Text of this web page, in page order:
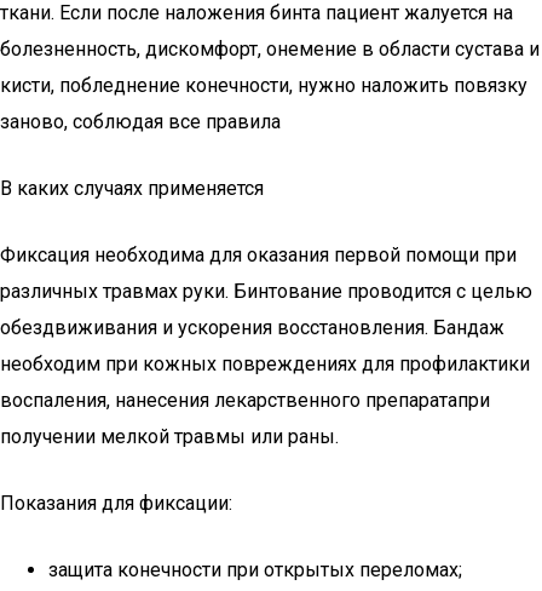
ткани. Если после наложения бинта пациент жалуется на
болезненность, дискомфорт, онемение в области сустава и
кисти, побледнение конечности, нужно наложить повязку
заново, соблюдая все правила
В каких случаях применяется
Фиксация необходима для оказания первой помощи при
различных травмах руки. Бинтование проводится с целью
обездвиживания и ускорения восстановления. Бандаж
необходим при кожных повреждениях для профилактики
воспаления, нанесения лекарственного препаратапри
получении мелкой травмы или раны.
Показания для фиксации:
защита конечности при открытых переломах;